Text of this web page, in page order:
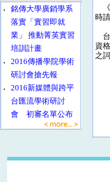
‧
銘傳大學廣銷學系
落實「實習即就
業」 推動菁英實習
培訓計畫
‧
2016傳播學院學術
研討會搶先報
‧
2016新媒體與跨平
台匯流學術研討
會 初審名單公布
《
時
台
資
之